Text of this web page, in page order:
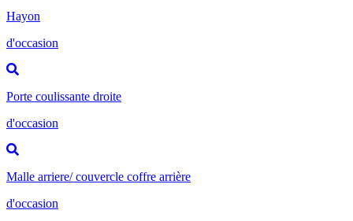
Hayon
d'occasion
Porte coulissante droite
d'occasion
Malle arriere/ couvercle coffre arrière
d'occasion